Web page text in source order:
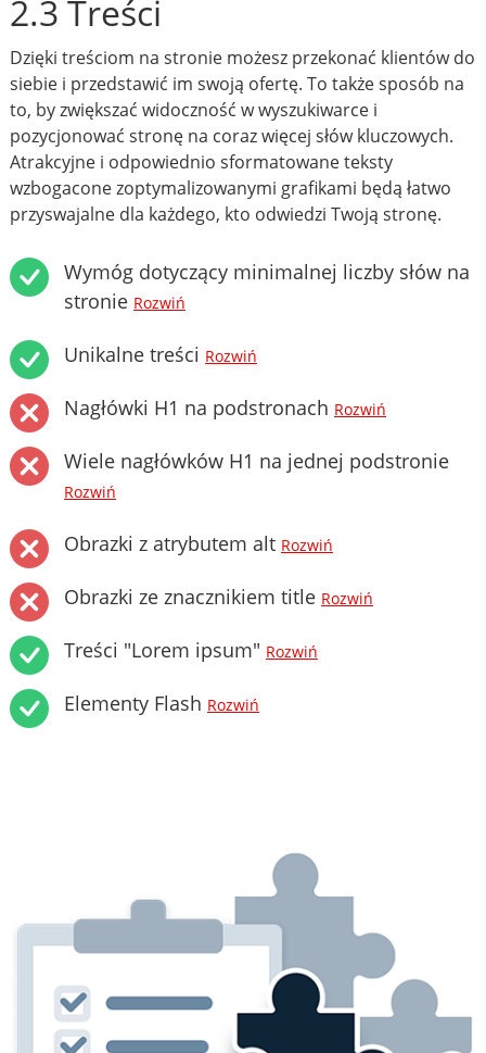
2.3 Treści
Dzięki treściom na stronie możesz przekonać klientów do
siebie i przedstawić im swoją ofertę. To także sposób na
to, by zwiększać widoczność w wyszukiwarce i
pozycjonować stronę na coraz więcej słów kluczowych.
Atrakcyjne i odpowiednio sformatowane teksty
wzbogacone zoptymalizowanymi grafikami będą łatwo
przyswajalne dla każdego, kto odwiedzi Twoją stronę.
Wymóg dotyczący minimalnej liczby słów na
stronie Rozwiń
Unikalne treści Rozwiń
Nagłówki H1 na podstronach Rozwiń
Wiele nagłówków H1 na jednej podstronie
Rozwiń
Obrazki z atrybutem alt Rozwiń
Obrazki ze znacznikiem title Rozwiń
Treści "Lorem ipsum" Rozwiń
Elementy Flash Rozwiń